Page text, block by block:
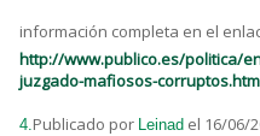
información completa en el
http://www.publico.es/politica/
juzgado-mafiosos-
4. Publicado por Leinad el 16/06/